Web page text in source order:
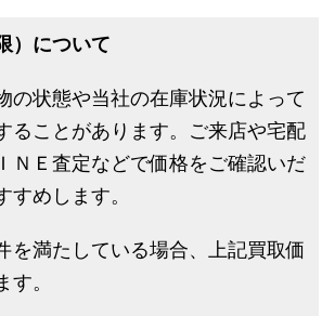
）について
の状態や当社の在庫状況によって
ることがあります。ご来店や宅配
ＮＥ査定などで価格をご確認いだ
すめします。
を満たしている場合、上記買取価
。